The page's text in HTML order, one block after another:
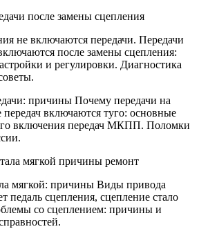
не включаются передачи. Передачи
после замены сцепления:
и регулировки. Диагностика
причины Почему передачи на
передач включаются туго: основные
включения передач МКПП. Поломки
мягкой: причины Виды привода
педаль сцепления, сцепление стало
со сцеплением: причины и